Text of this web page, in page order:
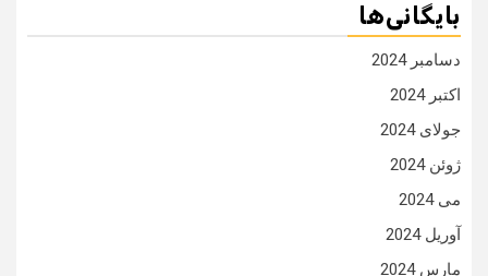
بایگانی‌ها
دسامبر 2024
اکتبر 2024
جولای 2024
ژوئن 2024
می 2024
آوریل 2024
مارس 2024